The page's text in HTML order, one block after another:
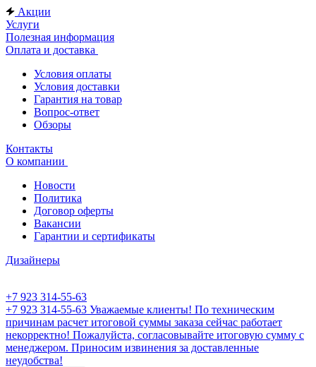
Акции
Услуги
Полезная информация
Оплата и доставка
Условия оплаты
Условия доставки
Гарантия на товар
Вопрос-ответ
Обзоры
Контакты
О компании
Новости
Политика
Договор оферты
Вакансии
Гарантии и сертификаты
Дизайнеры
+7 923 314-55-63
+7 923 314-55-63 Уважаемые клиенты! По техническим
причинам расчет итоговой суммы заказа сейчас работает
некорректно! Пожалуйста, согласовывайте итоговую сумму с
менеджером. Приносим извинения за доставленные
неудобства!